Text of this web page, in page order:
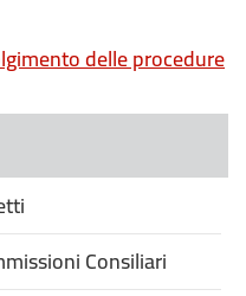
delle procedure
Consiliari